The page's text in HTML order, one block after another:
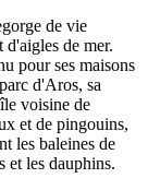
de vie
d'aigles de mer.
pour ses maisons
d'Aros, sa
voisine de
et de pingouins,
les baleines de
et les dauphins.